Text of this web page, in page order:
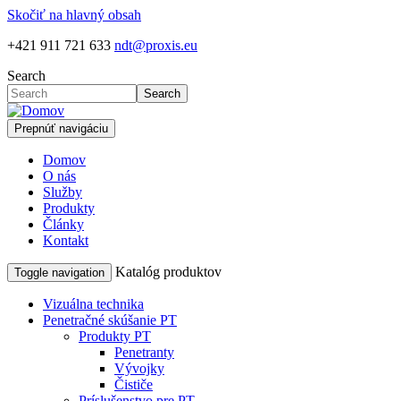
Skočiť na hlavný obsah
+421 911 721 633 ndt@proxis.eu
Search
Search
Prepnúť navigáciu
Domov
O nás
Služby
Produkty
Články
Kontakt
Toggle navigation Katalóg produktov
Vizuálna technika
Penetračné skúšanie PT
Produkty PT
Penetranty
Vývojky
Čističe